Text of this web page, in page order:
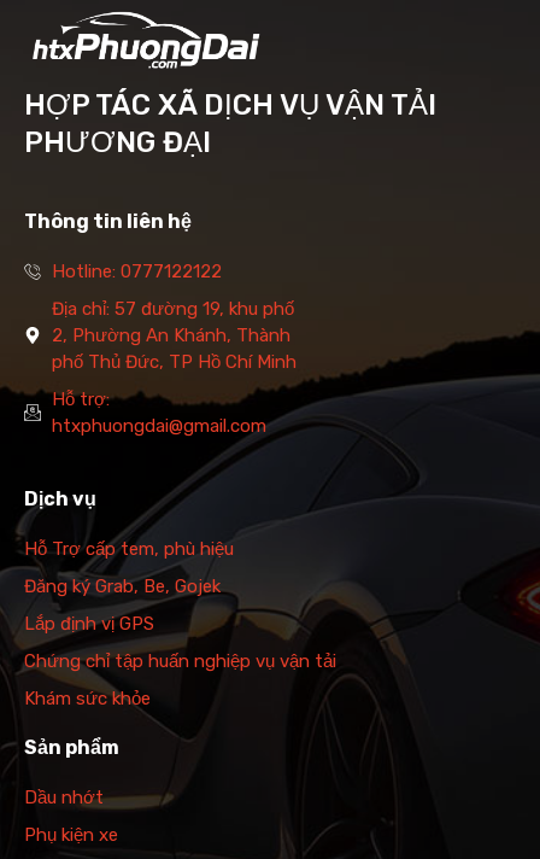
HỢP TÁC XÃ DỊCH VỤ VẬN TẢI
PHƯƠNG ĐẠI
Thông tin liên hệ
Hotline: 0777122122
Địa chỉ: 57 đường 19, khu phố
2, Phường An Khánh, Thành
phố Thủ Đức, TP Hồ Chí Minh
Hỗ trợ:
htxphuongdai@gmail.com
Dịch vụ
Hỗ Trợ cấp tem, phù hiệu
Đăng ký Grab, Be, Gojek
Lắp định vị GPS
Chứng chỉ tập huấn nghiệp vụ vận tải
Khám sức khỏe
Sản phẩm
Dầu nhớt
Phụ kiện xe